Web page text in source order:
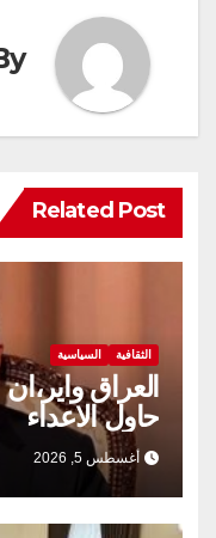
Related Post
الثقافية السياسية
العراق
حاول الاعداء
أغسطس 5, 2026